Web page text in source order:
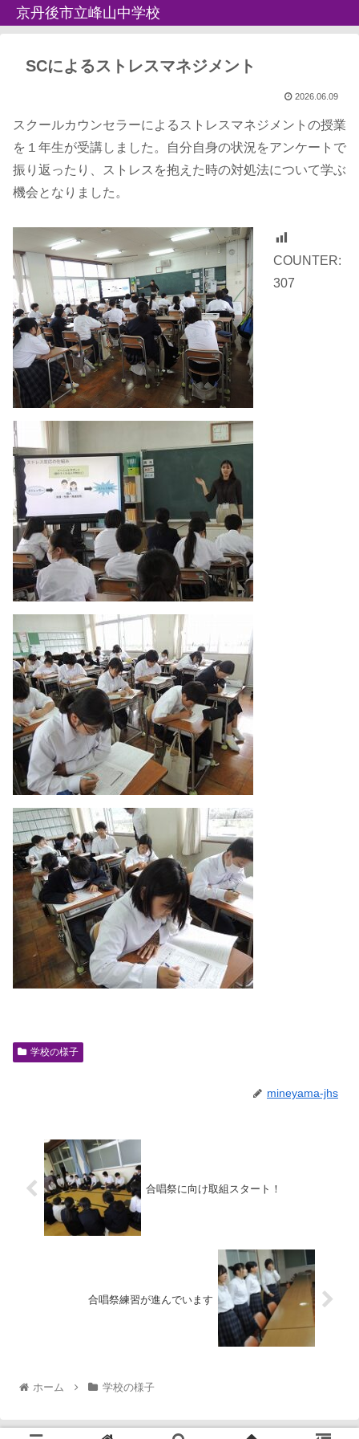
京丹後市立峰山中学校
SCによるストレスマネジメント
2026.06.09
スクールカウンセラーによるストレスマネジメントの授業
を１年生が受講しました。自分自身の状況をアンケートで
振り返ったり、ストレスを抱えた時の対処法について学ぶ
機会となりました。
COUNTER:
307
学校の様子
mineyama-jhs
合唱祭に向け取組スタート！
合唱祭練習が進んでいます
ホーム 学校の様子